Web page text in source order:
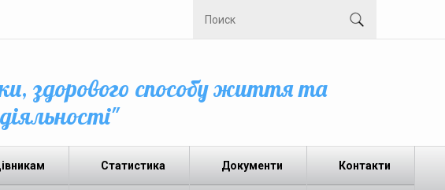
здорового способу життя та
Статистика Документи Контакти